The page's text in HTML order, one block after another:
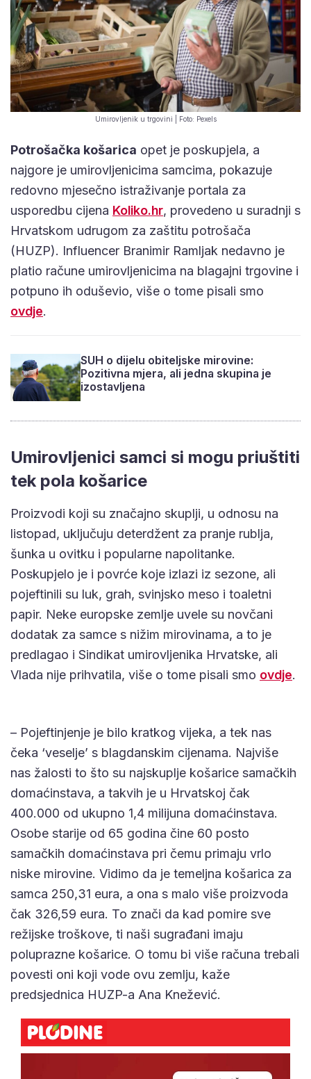
Umirovljenik u trgovini | Foto: Pexels
Potrošačka košarica opet je poskupjela, a
najgore je umirovljenicima samcima, pokazuje
redovno mjesečno istraživanje portala za
usporedbu cijena Koliko.hr, provedeno u suradnji s
Hrvatskom udrugom za zaštitu potrošača
(HUZP). Influencer Branimir Ramljak nedavno je
platio račune umirovljenicima na blagajni trgovine i
potpuno ih oduševio, više o tome pisali smo
ovdje.
SUH o dijelu obiteljske mirovine:
Pozitivna mjera, ali jedna skupina je
izostavljena
Umirovljenici samci si mogu priuštiti
tek pola košarice
Proizvodi koji su značajno skuplji, u odnosu na
listopad, uključuju deterdžent za pranje rublja,
šunka u ovitku i popularne napolitanke.
Poskupjelo je i povrće koje izlazi iz sezone, ali
pojeftinili su luk, grah, svinjsko meso i toaletni
papir. Neke europske zemlje uvele su novčani
dodatak za samce s nižim mirovinama, a to je
predlagao i Sindikat umirovljenika Hrvatske, ali
Vlada nije prihvatila, više o tome pisali smo ovdje.
– Pojeftinjenje je bilo kratkog vijeka, a tek nas
čeka ‘veselje’ s blagdanskim cijenama. Najviše
nas žalosti to što su najskuplje košarice samačkih
domaćinstava, a takvih je u Hrvatskoj čak
400.000 od ukupno 1,4 milijuna domaćinstava.
Osobe starije od 65 godina čine 60 posto
samačkih domaćinstava pri čemu primaju vrlo
niske mirovine. Vidimo da je temeljna košarica za
samca 250,31 eura, a ona s malo više proizvoda
čak 326,59 eura. To znači da kad pomire sve
režijske troškove, ti naši sugrađani imaju
poluprazne košarice. O tomu bi više računa trebali
povesti oni koji vode ovu zemlju, kaže
predsjednica HUZP-a Ana Knežević.